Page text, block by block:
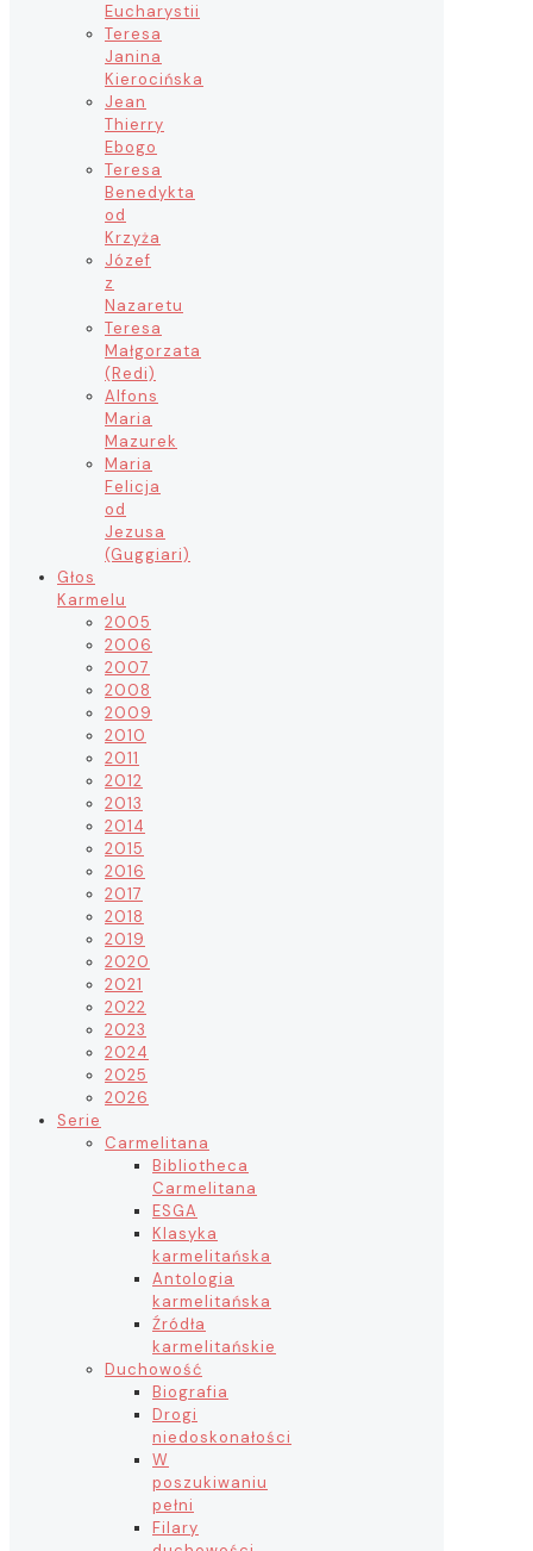
Eucharystii
Teresa
Janina
Kierocińska
Jean
Thierry
Ebogo
Teresa
Benedykta
od
Krzyża
Józef
z
Nazaretu
Teresa
Małgorzata
(Redi)
Alfons
Maria
Mazurek
Maria
Felicja
od
Jezusa
(Guggiari)
Głos
Karmelu
2005
2006
2007
2008
2009
2010
2011
2012
2013
2014
2015
2016
2017
2018
2019
2020
2021
2022
2023
2024
2025
2026
Serie
Carmelitana
Bibliotheca
Carmelitana
ESGA
Klasyka
karmelitańska
Antologia
karmelitańska
Źródła
karmelitańskie
Duchowość
Biografia
Drogi
niedoskonałości
W
poszukiwaniu
pełni
Filary